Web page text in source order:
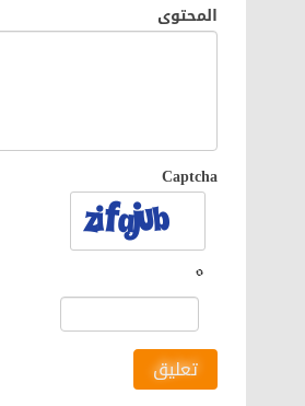
المحتوى
Captcha
تعليق